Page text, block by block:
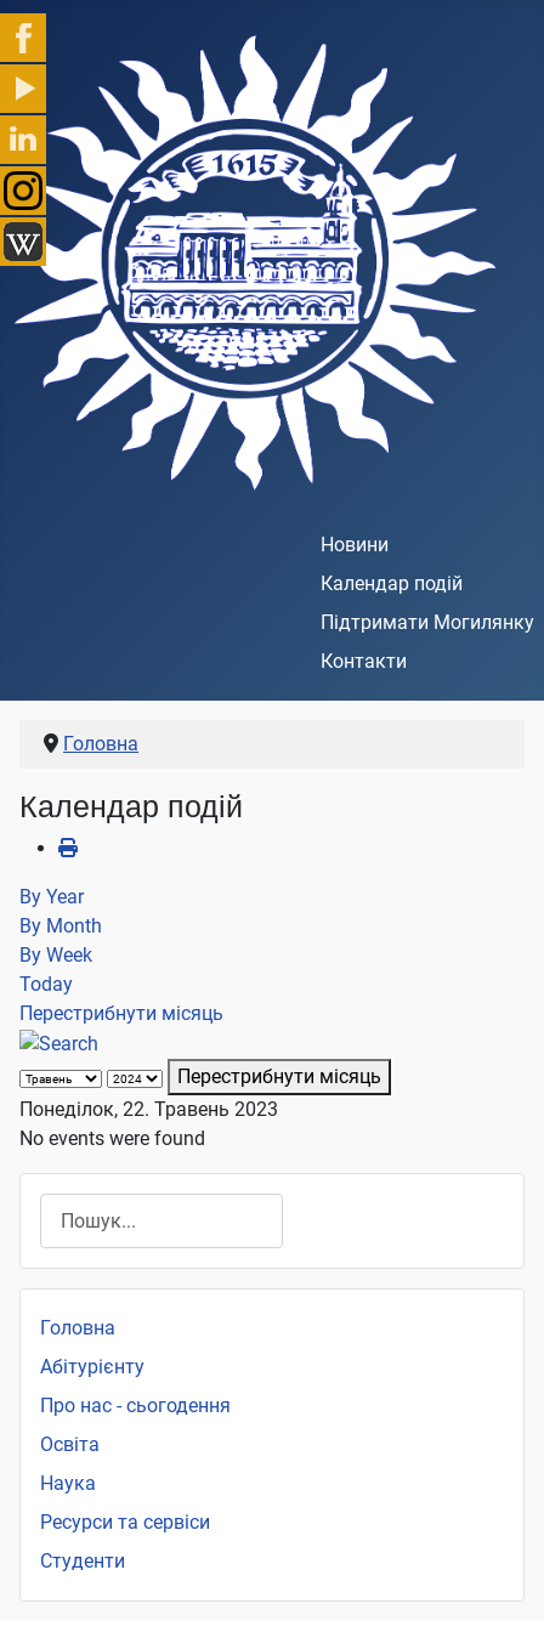
Новини
Календар подій
Підтримати Могилянку
Контакти
Головна
Календар подій
By Year
By Month
By Week
Today
Перестрибнути місяць
Перестрибнути місяць
Понеділок, 22. Травень 2023
No events were found
Головна
Абітурієнту
Про нас - сьогодення
Освіта
Наука
Ресурси та сервіси
Студенти